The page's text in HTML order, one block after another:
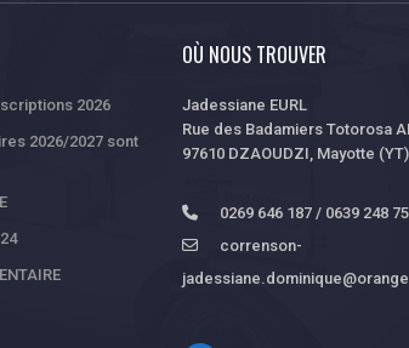
2026
2026/2027 sont
OÙ NOUS TROUVER
Jadessiane EURL
Rue des Badamiers Totorosa
97610 DZAOUDZI, Mayotte (YT)
0269 646 187 / 0639 248
correnson-